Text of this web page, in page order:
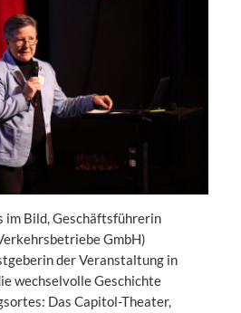
im Bild, Geschäftsführerin
GmbH)
der Veranstaltung in
wechselvolle Geschichte
Das Capitol-Theater,